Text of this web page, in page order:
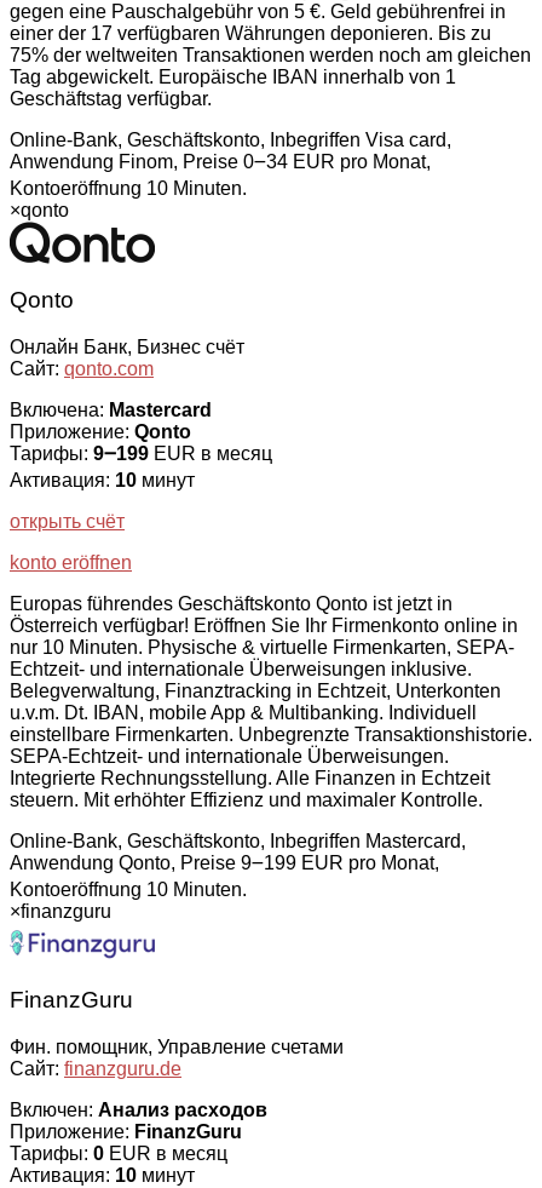
gegen eine Pauschalgebühr von 5 €. Geld gebührenfrei in
einer der 17 verfügbaren Währungen deponieren. Bis zu
75% der weltweiten Transaktionen werden noch am gleichen
Tag abgewickelt. Europäische IBAN innerhalb von 1
Geschäftstag verfügbar.
Online-Bank, Geschäftskonto, Inbegriffen Visa card,
Anwendung Finom, Preise 0౼34 EUR pro Monat,
Kontoeröffnung 10 Minuten.
×qonto
Qonto
Онлайн Банк, Бизнес счёт
Сайт: qonto.com
Включена: Mastercard
Приложение: Qonto
Тарифы: 9౼199 EUR в месяц
Активация: 10 минут
открыть счёт
konto eröffnen
Europas führendes Geschäftskonto Qonto ist jetzt in
Österreich verfügbar! Eröffnen Sie Ihr Firmenkonto online in
nur 10 Minuten. Physische & virtuelle Firmenkarten, SEPA-
Echtzeit- und internationale Überweisungen inklusive.
Belegverwaltung, Finanztracking in Echtzeit, Unterkonten
u.v.m. Dt. IBAN, mobile App & Multibanking. Individuell
einstellbare Firmenkarten. Unbegrenzte Transaktionshistorie.
SEPA-Echtzeit- und internationale Überweisungen.
Integrierte Rechnungsstellung. Alle Finanzen in Echtzeit
steuern. Mit erhöhter Effizienz und maximaler Kontrolle.
Online-Bank, Geschäftskonto, Inbegriffen Mastercard,
Anwendung Qonto, Preise 9౼199 EUR pro Monat,
Kontoeröffnung 10 Minuten.
×finanzguru
FinanzGuru
Фин. помощник, Управление счетами
Сайт: finanzguru.de
Включен: Анализ расходов
Приложение: FinanzGuru
Тарифы: 0 EUR в месяц
Активация: 10 минут